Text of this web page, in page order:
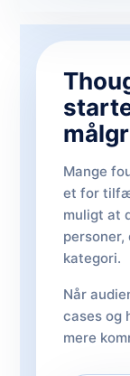
Mange
et for
muligt at
kategori.
Når
cases og
mere